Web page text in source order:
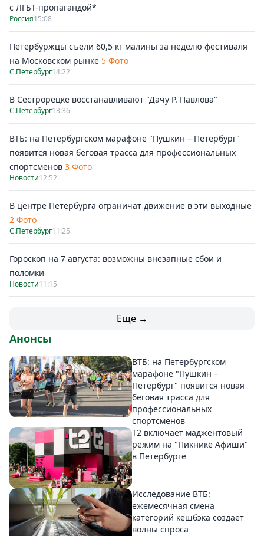
с ЛГБТ-пропагандой*
Россия15:08
Петербуржцы съели 60,5 кг малины за неделю фестиваля
на Московском рынке 5 Фото
С.Петербург14:22
В Сестрорецке восстанавливают "Дачу Р. Павлова"
С.Петербург13:36
ВТБ: на Петербургском марафоне "Пушкин – Петербург"
появится новая беговая трасса для профессиональных
спортсменов 3 Фото
Новости12:52
В центре Петербурга ограничат движение в эти выходные
2 Фото
С.Петербург11:25
Гороскоп на 7 августа: возможны внезапные сбои и
поломки
Новости11:15
Еще →
Анонсы
ВТБ: на Петербургском
марафоне "Пушкин –
Петербург" появится новая
беговая трасса для
профессиональных
спортсменов
Т2 включает маджентовый
режим на "Пикнике Афиши"
в Петербурге
Исследование ВТБ:
ежемесячная смена
категорий кешбэка создает
волны спроса